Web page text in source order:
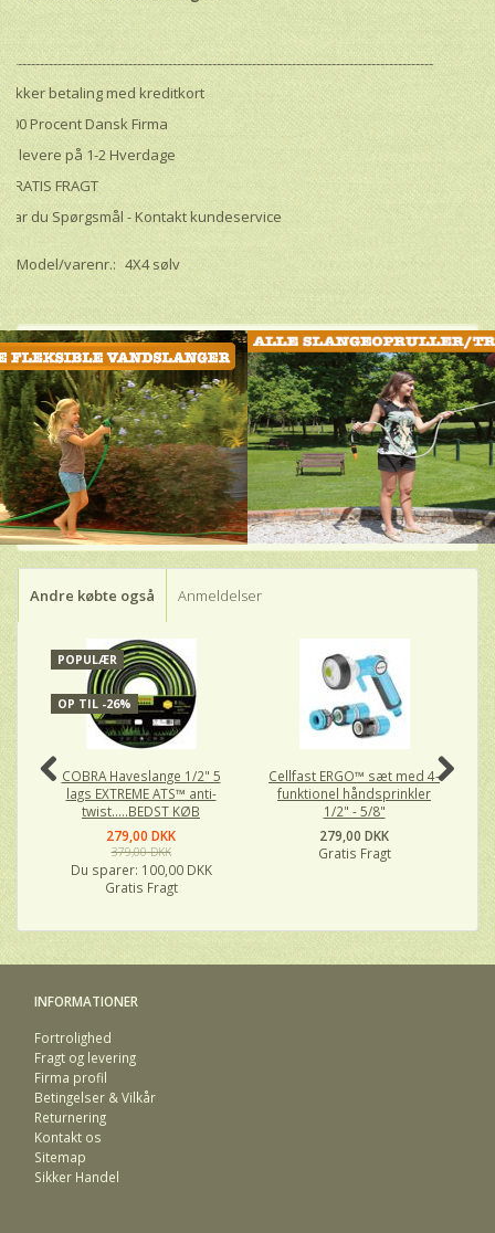
--------------------------------------------------------------------------------------------------
Sikker betaling med kreditkort
100 Procent Dansk Firma
Vi levere på 1-2 Hverdage
GRATIS FRAGT
Har du Spørgsmål - Kontakt kundeservice
Model/varenr.: 4X4 sølv
Andre købte også Anmeldelser
POPULÆR
OP TIL -26%
COBRA Haveslange 1/2" 5
lags EXTREME ATS™ anti-
twist.....BEDST KØB
279,00 DKK
379,00 DKK
Du sparer: 100,00 DKK
Gratis Fragt
Cellfast ERGO™ sæt med 4-
funktionel håndsprinkler
1/2" - 5/8"
279,00 DKK
Gratis Fragt
INFORMATIONER
Fortrolighed
Fragt og levering
Firma profil
Betingelser & Vilkår
Returnering
Kontakt os
Sitemap
Sikker Handel